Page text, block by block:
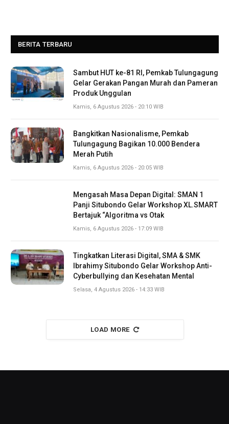
BERITA TERBARU
Sambut HUT ke-81 RI, Pemkab Tulungagung
Gelar Gerakan Pangan Murah dan Pameran
Produk Unggulan
Kamis, 6 Agustus 2026 - 20:10 WIB
Bangkitkan Nasionalisme, Pemkab
Tulungagung Bagikan 10.000 Bendera
Merah Putih
Kamis, 6 Agustus 2026 - 20:05 WIB
Mengasah Masa Depan Digital: SMAN 1
Panji Situbondo Gelar Workshop XL.SMART
Bertajuk “Algoritma vs Otak
Kamis, 6 Agustus 2026 - 17:09 WIB
Tingkatkan Literasi Digital, SMA & SMK
Ibrahimy Situbondo Gelar Workshop Anti-
Cyberbullying dan Kesehatan Mental
Selasa, 4 Agustus 2026 - 14:33 WIB
LOAD MORE